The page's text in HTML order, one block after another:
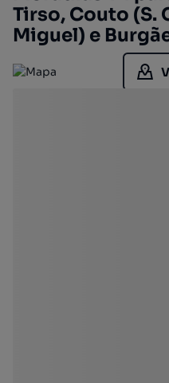
Tirso, Couto (S.
Miguel) e